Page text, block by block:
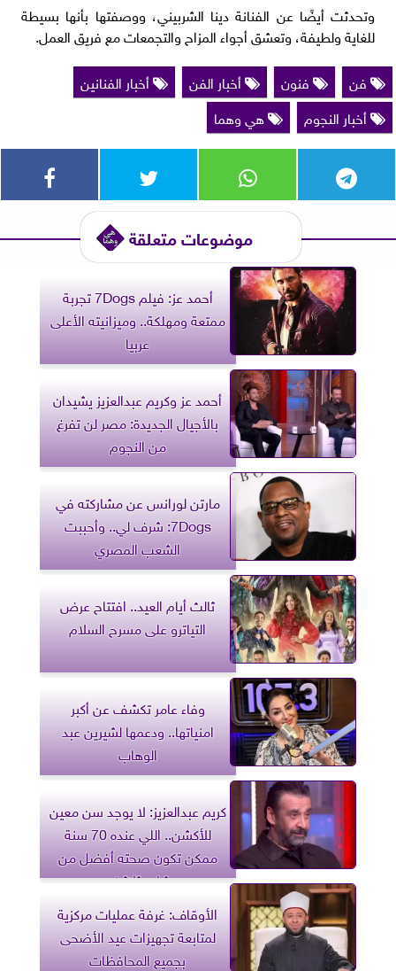
وتحدثت أيضًا عن الفنانة دينا الشربيني، ووصفتها بأنها بسيطة
للغاية ولطيفة، وتعشق أجواء المزاح والتجمعات مع فريق العمل.
فن
فنون أخبار الفن
أخبار الفنانين
أخبار النجوم
هي وهما
موضوعات متعلقة
أحمد عز: فيلم 7Dogs تجربة
ممتعة ومهلكة.. وميزانيته الأعلى
عربيا
أحمد عز وكريم عبدالعزيز يشيدان
بالأجيال الجديدة: مصر لن تفرغ
من النجوم
مارتن لورانس عن مشاركته في
7Dogs: شرف لي.. وأحببت
الشعب المصري
ثالث أيام العيد.. افتتاح عرض
التياترو على مسرح السلام
وفاء عامر تكشف عن أكبر
امنياتها.. ودعمها لشيرين عبد
الوهاب
كريم عبدالعزيز: لا يوجد سن معين
للأكشن.. اللي عنده 70 سنة
ممكن تكون صحته أفضل من
شاب ثلاثيني
الأوقاف: غرفة عمليات مركزية
لمتابعة تجهيزات عيد الأضحى
بجميع المحافظات